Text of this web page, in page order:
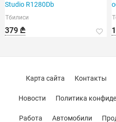
Studio R1280Db
Тбилиси
379 ₾
Карта сайта Контакты
Новости Политика
Работа Автомобили